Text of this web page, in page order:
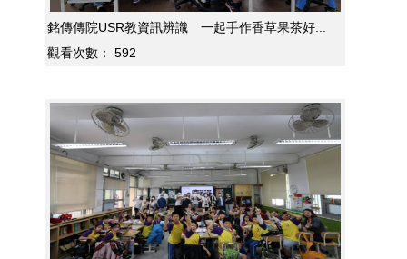
銘傳傳院USR教資訊辨識 一起手作香草果茶好...
觀看次數：
592